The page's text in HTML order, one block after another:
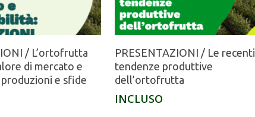
/ L’ortofrutta
di mercato e
e sfide
PRESENTAZIONI / Le recenti
tendenze produttive
dell’ortofrutta
INCLUSO